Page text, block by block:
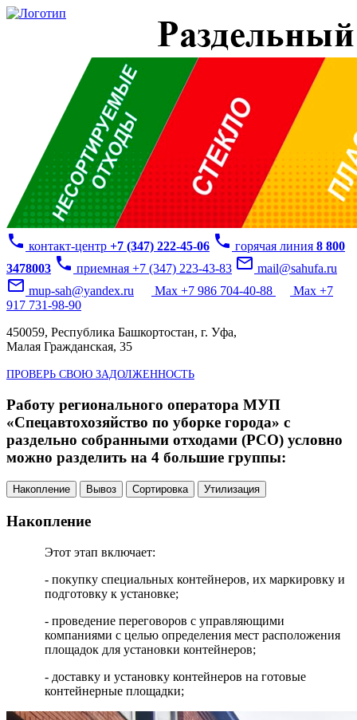
phone контакт-центр +7 (347) 222-45-06 phone горячая линия 8 800
3478003 phone приемная +7 (347) 223-43-83 mail_outline mail@sahufa.ru
mail_outline mup-sah@yandex.ru Max +7 986 704-40-88
Max +7
917 731-98-90
450059, Республика Башкортостан, г. Уфа,
Малая Гражданская, 35
ПРОВЕРЬ СВОЮ ЗАДОЛЖЕННОСТЬ
Работу регионального оператора МУП
«Спецавтохозяйство по уборке города» с
раздельно собранными отходами (РСО) условно
можно разделить на 4 большие группы:
Накопление Вывоз Сортировка Утилизация
Накопление
Этот этап включает:
- покупку специальных контейнеров, их маркировку и
подготовку к установке;
- проведение переговоров с управляющими
компаниями с целью определения мест расположения
площадок для установки контейнеров;
- доставку и установку контейнеров на готовые
контейнерные площадки;